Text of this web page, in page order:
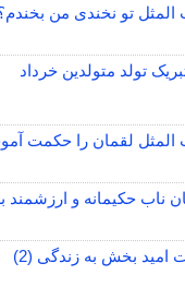
تو نخندی من
تولد متولدین خرداد
لقمان را حکمت
ناب حکیمانه و ارزشمند
امید بخش به زندگی (2)